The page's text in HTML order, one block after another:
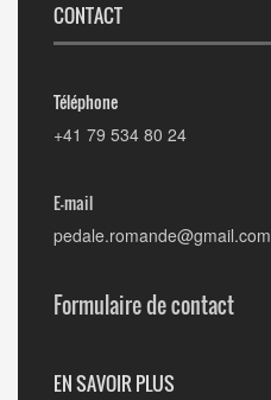
CONTACT
Téléphone
+41 79 534 80 24
E-mail
pedale.romande@gmail.com
Formulaire de contact
EN SAVOIR PLUS